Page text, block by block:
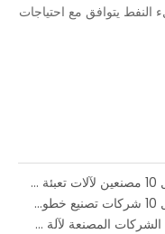
يتوافق مع احتياجات
أفضل 10 مصنعين لآلات تعبئة المياه في العالم (دليل 2026)
أفضل 10 شركات تصنيع خطوط إنتاج المياه الموثوقة في الصين
أعلى الشركات المصنعة لآلة ملء السائل